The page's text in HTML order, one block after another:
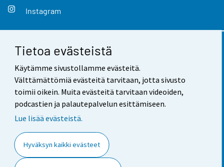
Tietoa evästeistä
Käytämme sivustollamme evästeitä.
Välttämättömiä evästeitä tarvitaan, jotta sivusto
toimii oikein. Muita evästeitä tarvitaan videoiden,
podcastien ja palautepalvelun esittämiseen.
Lue lisää evästeistä.
Hyväksyn kaikki evästeet
Instagram
Yhteystiedot
Palaute
Käyttöehdot
Saavutettavuus
Tietoa sivustosta